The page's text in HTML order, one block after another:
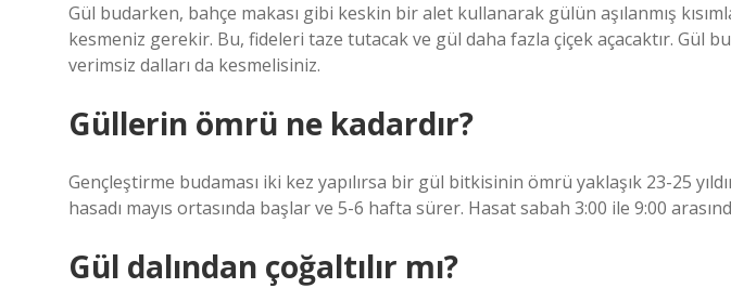
Gül budarken, bahçe makası gibi keskin bir alet kullanarak gülün aşılanmış
kesmeniz gerekir. Bu, fideleri taze tutacak ve gül daha fazla çiçek açacaktır. Gül
verimsiz dalları da kesmelisiniz.
Güllerin ömrü ne kadardır?
Gençleştirme budaması iki kez yapılırsa bir gül bitkisinin ömrü yaklaşık 23-25
hasadı mayıs ortasında başlar ve 5-6 hafta sürer. Hasat sabah 3:00 ile 9:00
Gül dalından çoğaltılır mı?